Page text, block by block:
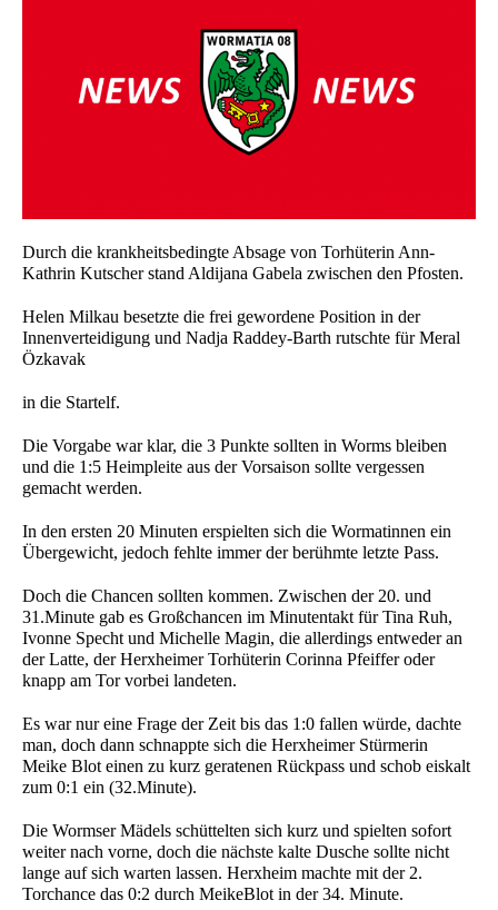
Durch die krankheitsbedingte Absage von Torhüterin Ann-
Kathrin Kutscher stand Aldijana Gabela zwischen den Pfosten.
Helen Milkau besetzte die frei gewordene Position in der
Innenverteidigung und Nadja Raddey-Barth rutschte für Meral
Özkavak
in die Startelf.
Die Vorgabe war klar, die 3 Punkte sollten in Worms bleiben
und die 1:5 Heimpleite aus der Vorsaison sollte vergessen
gemacht werden.
In den ersten 20 Minuten erspielten sich die Wormatinnen ein
Übergewicht, jedoch fehlte immer der berühmte letzte Pass.
Doch die Chancen sollten kommen. Zwischen der 20. und
31.Minute gab es Großchancen im Minutentakt für Tina Ruh,
Ivonne Specht und Michelle Magin, die allerdings entweder an
der Latte, der Herxheimer Torhüterin Corinna Pfeiffer oder
knapp am Tor vorbei landeten.
Es war nur eine Frage der Zeit bis das 1:0 fallen würde, dachte
man, doch dann schnappte sich die Herxheimer Stürmerin
Meike Blot einen zu kurz geratenen Rückpass und schob eiskalt
zum 0:1 ein (32.Minute).
Die Wormser Mädels schüttelten sich kurz und spielten sofort
weiter nach vorne, doch die nächste kalte Dusche sollte nicht
lange auf sich warten lassen. Herxheim machte mit der 2.
Torchance das 0:2 durch MeikeBlot in der 34. Minute.